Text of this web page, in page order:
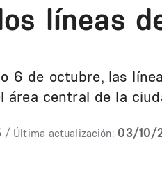
líneas
6 de octubre, las
área central de la
/ Última actualización: 03/10/